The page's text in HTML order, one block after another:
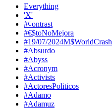
Everything
'X'
#¢ontrast
#€$toNoMejora
#19/07/2024M$WorldCrash
#Absurdo
#Abyss
#Acronym
#Activists
#ActoresPoliticos
#Adamo
#Adamuz